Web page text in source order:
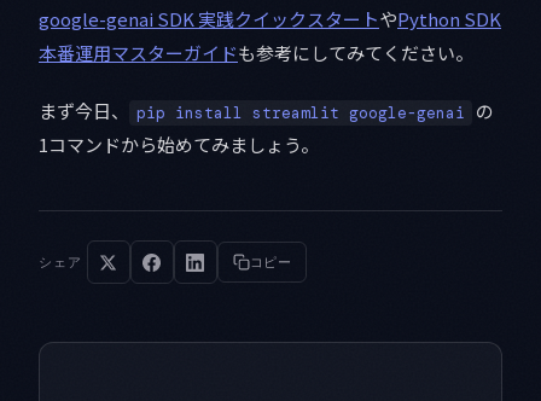
google-genai SDK 実践クイックスタートやPython SDK
本番運用マスターガイドも参考にしてみてください。
まず今日、 pip install streamlit google-genai
の
1コマンドから始めてみましょう。
シェア コピー